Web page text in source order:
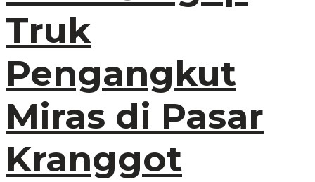
Truk
Pengangkut
Miras di Pasar
Kranggot